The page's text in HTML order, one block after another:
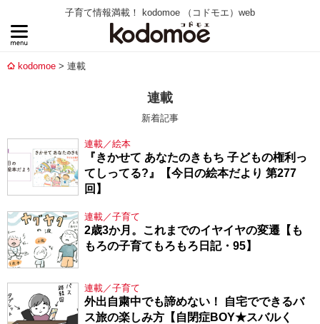
子育て情報満載！ kodomoe （コドモエ）web
kodomoe 連載
連載
新着記事
連載／絵本
『きかせて あなたのきもち 子どもの権利っ
てしってる?』【今日の絵本だより 第277
回】
連載／子育て
2歳3か月。これまでのイヤイヤの変遷【も
もろの子育てもろもろ日記・95】
連載／子育て
外出自粛中でも諦めない！ 自宅でできるバ
ス旅の楽しみ方【自閉症BOY★スバルく